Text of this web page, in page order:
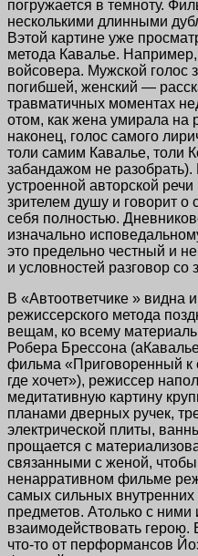
погружается в темноту.
несколькими длинными
Вэтой картине уже
метода Кавалье.
войсовера. Мужской голос
погибшей, женский —
травматичных моментах
отом, как жена умирала на
наконец, голос самого
толи самим Кавалье, толи
забандажом не
устроенной авторской
зрителем душу и говорит
себя полностью.
изначально
это предельно честный и
и условностей разговор со
В «Автоответчике » видна
режиссерского метода
вещам, ко всему
Робера Брессона
фильма «Приговоренный к
где хочет»), режиссер
медитативную картину
планами дверных ручек,
электрической плиты,
прощается с
связанными с женой,
ненарративном фильме
самых сильных
предметов. Атолько с ними
взаимодействовать герою.
что-то от перформансов